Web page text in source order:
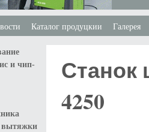
Каталог продуцкии Галерея
и чип-
вытяжки
4250